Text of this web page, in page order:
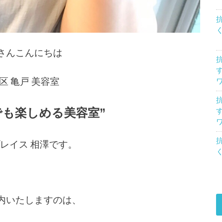
んこんにちは
亀戸 美容室
楽しめる美容室”
イス 相澤です。
いたしますのは、